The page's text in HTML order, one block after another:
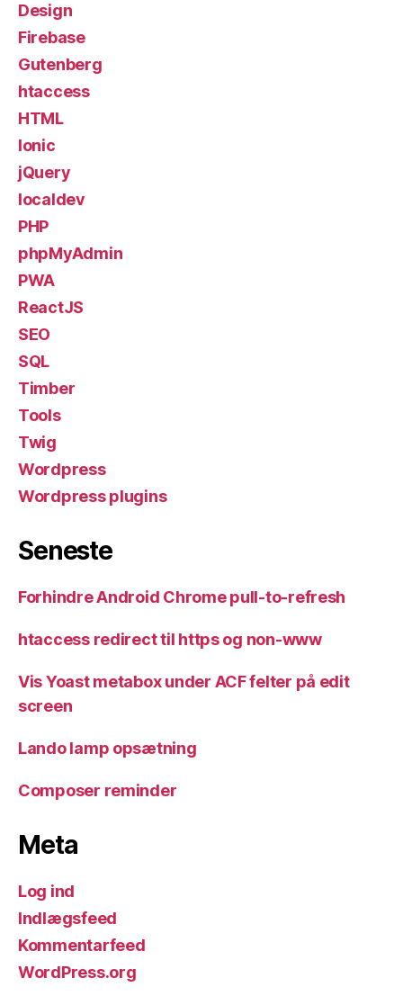
Design
Firebase
Gutenberg
htaccess
HTML
Ionic
jQuery
localdev
PHP
phpMyAdmin
PWA
ReactJS
SEO
SQL
Timber
Tools
Twig
Wordpress
Wordpress plugins
Seneste
Forhindre Android Chrome pull-to-refresh
htaccess redirect til https og non-www
Vis Yoast metabox under ACF felter på edit
screen
Lando lamp opsætning
Composer reminder
Meta
Log ind
Indlægsfeed
Kommentarfeed
WordPress.org